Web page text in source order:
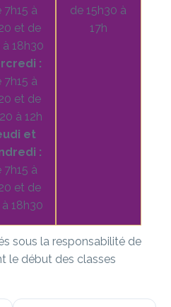
7h15 à
et de
à 18h30
:
7h15 à
et de
à 12h
et
:
7h15 à
et de
à 18h30
de 15h30 à
17h
sous la responsabilité de
le début des classes